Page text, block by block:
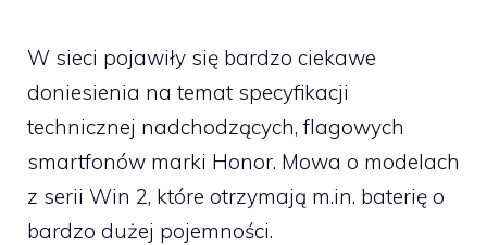
W sieci pojawiły się bardzo ciekawe
doniesienia na temat specyfikacji
technicznej nadchodzących, flagowych
smartfonów marki Honor. Mowa o modelach
z serii Win 2, które otrzymają m.in. baterię o
bardzo dużej pojemności.